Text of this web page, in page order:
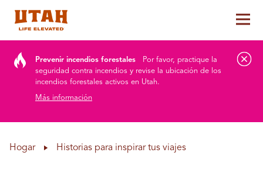
Prevenir incendios forestales
Por favor, practique la
seguridad contra incendios y revise la ubicación de los
incendios forestales activos en Utah.
Más información
Hogar Historias para inspirar tus viajes